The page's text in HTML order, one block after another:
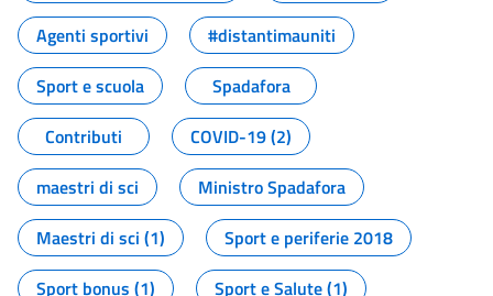
Agenti sportivi
#distantimauniti
Sport e scuola
Spadafora
Contributi
COVID-19 (2)
maestri di sci
Ministro Spadafora
Maestri di sci (1)
Sport e periferie 2018
Sport bonus (1)
Sport e Salute (1)